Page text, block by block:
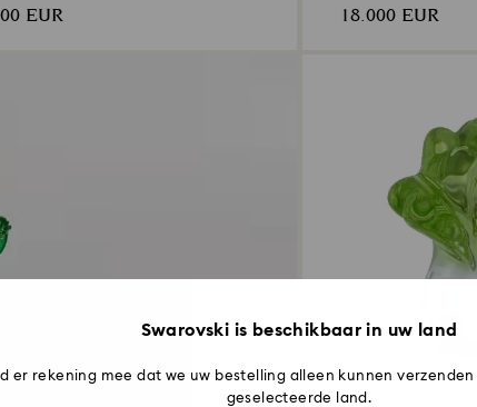
EUR 18.000 EUR
Swarovski is beschikbaar in uw land
er rekening mee dat we uw bestelling alleen kunnen
geselecteerde land.